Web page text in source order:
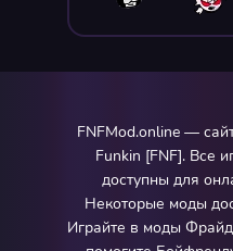
FNFMod.online —
Funkin [FNF]. Все
доступны для
Некоторые моды
Играйте в моды